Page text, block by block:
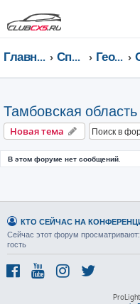
Главная страница Список форумов География Клуба CX-5 CLUB
Тамбовская область
Новая тема
В этом форуме нет сообщений.
КТО СЕЙЧАС НА
Сейчас этот форум просматривают:
гость